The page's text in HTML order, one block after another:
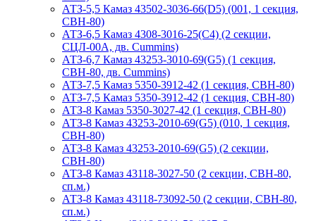
АТЗ-5,5 Камаз 43502-3036-66(D5) (001, 1 секция,
СВН-80)
АТЗ-6,5 Камаз 4308-3016-25(С4) (2 секции,
СЦЛ-00А, дв. Cummins)
АТЗ-6,7 Камаз 43253-3010-69(G5) (1 секция,
СВН-80, дв. Cummins)
АТЗ-7,5 Камаз 5350-3912-42 (1 секция, СВН-80)
АТЗ-7,5 Камаз 5350-3912-42 (1 секция, СВН-80)
АТЗ-8 Камаз 5350-3027-42 (1 секция, СВН-80)
АТЗ-8 Камаз 43253-2010-69(G5) (010, 1 секция,
СВН-80)
АТЗ-8 Камаз 43253-2010-69(G5) (2 секции,
СВН-80)
АТЗ-8 Камаз 43118-3027-50 (2 секции, СВН-80,
сп.м.)
АТЗ-8 Камаз 43118-73092-50 (2 секции, СВН-80,
сп.м.)